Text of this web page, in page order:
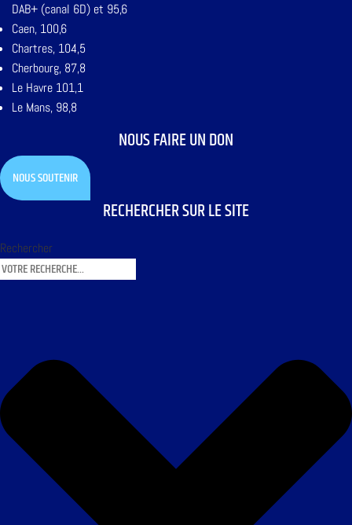
DAB+ (canal 6D) et 95,6
Caen, 100,6
Chartres, 104,5
Cherbourg, 87,8
Le Havre 101,1
Le Mans, 98,8
NOUS FAIRE UN DON
NOUS SOUTENIR
RECHERCHER SUR LE SITE
Rechercher